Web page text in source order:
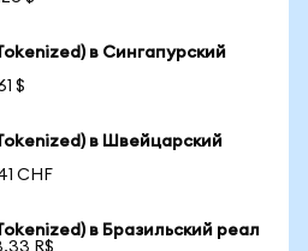
в Сингапурский
$
в Швейцарский
CHF
в Бразильский реал
R$